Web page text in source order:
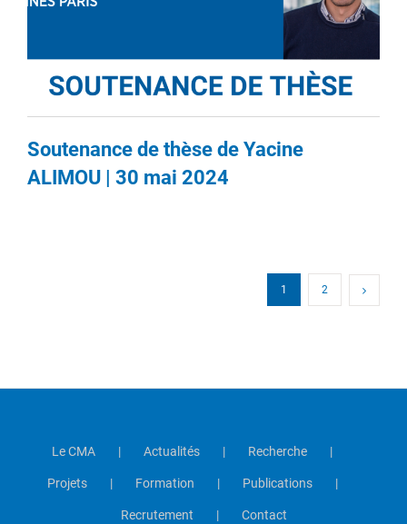
Soutenance de thèse de Yacine
ALIMOU | 30 mai 2024
1 2
Le CMA Actualités Recherche
Projets Formation Publications
Recrutement Contact